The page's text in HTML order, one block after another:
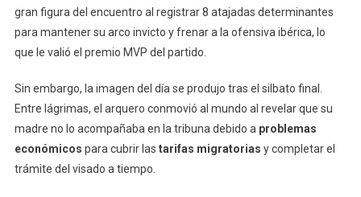
gran figura del encuentro al registrar 8 atajadas determinantes
para mantener su arco invicto y frenar a la ofensiva ibérica, lo
que le valió el premio MVP del partido.
Sin embargo, la imagen del día se produjo tras el silbato final.
Entre lágrimas, el arquero conmovió al mundo al revelar que su
madre no lo acompañaba en la tribuna debido a problemas
económicos para cubrir las tarifas migratorias y completar el
trámite del visado a tiempo.